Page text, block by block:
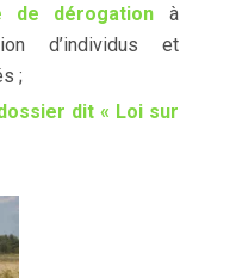
de dérogation à
d’individus et
;
dit « Loi sur